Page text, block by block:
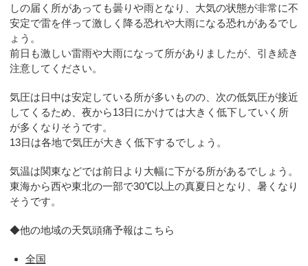
しの届く所があっても曇りや雨となり、大気の状態が非常に不
安定で雷を伴って激しく降る恐れや大雨になる恐れがあるでし
ょう。
前日も激しい雷雨や大雨になって所がありましたが、引き続き
注意してください。
気圧は日中は安定している所が多いものの、次の低気圧が接近
してくるため、夜から13日にかけては大きく低下していく所
が多くなりそうです。
13日は各地で気圧が大きく低下するでしょう。
気温は関東などでは前日より大幅に下がる所があるでしょう。
東海から西や東北の一部で30℃以上の真夏日となり、暑くなり
そうです。
◆他の地域の天気頭痛予報はこちら
全国